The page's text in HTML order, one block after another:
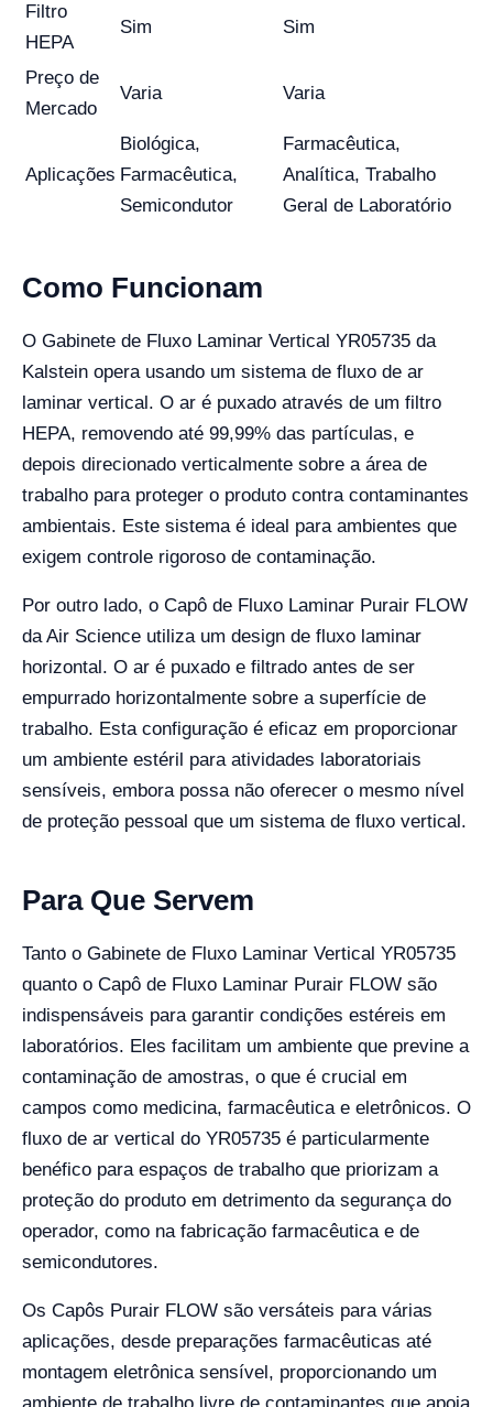
Filtro
HEPA
Sim Sim
Preço de
Mercado
Varia Varia
Aplicações
Biológica,
Farmacêutica,
Semicondutor
Farmacêutica,
Analítica, Trabalho
Geral de Laboratório
Como Funcionam
O Gabinete de Fluxo Laminar Vertical YR05735 da
Kalstein opera usando um sistema de fluxo de ar
laminar vertical. O ar é puxado através de um filtro
HEPA, removendo até 99,99% das partículas, e
depois direcionado verticalmente sobre a área de
trabalho para proteger o produto contra contaminantes
ambientais. Este sistema é ideal para ambientes que
exigem controle rigoroso de contaminação.
Por outro lado, o Capô de Fluxo Laminar Purair FLOW
da Air Science utiliza um design de fluxo laminar
horizontal. O ar é puxado e filtrado antes de ser
empurrado horizontalmente sobre a superfície de
trabalho. Esta configuração é eficaz em proporcionar
um ambiente estéril para atividades laboratoriais
sensíveis, embora possa não oferecer o mesmo nível
de proteção pessoal que um sistema de fluxo vertical.
Para Que Servem
Tanto o Gabinete de Fluxo Laminar Vertical YR05735
quanto o Capô de Fluxo Laminar Purair FLOW são
indispensáveis para garantir condições estéreis em
laboratórios. Eles facilitam um ambiente que previne a
contaminação de amostras, o que é crucial em
campos como medicina, farmacêutica e eletrônicos. O
fluxo de ar vertical do YR05735 é particularmente
benéfico para espaços de trabalho que priorizam a
proteção do produto em detrimento da segurança do
operador, como na fabricação farmacêutica e de
semicondutores.
Os Capôs Purair FLOW são versáteis para várias
aplicações, desde preparações farmacêuticas até
montagem eletrônica sensível, proporcionando um